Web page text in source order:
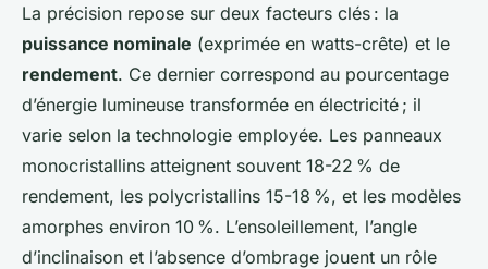
La précision repose sur deux facteurs clés : la
puissance nominale (exprimée en watts-crête) et le
rendement. Ce dernier correspond au pourcentage
d’énergie lumineuse transformée en électricité ; il
varie selon la technologie employée. Les panneaux
monocristallins atteignent souvent 18-22 % de
rendement, les polycristallins 15-18 %, et les modèles
amorphes environ 10 %. L’ensoleillement, l’angle
d’inclinaison et l’absence d’ombrage jouent un rôle